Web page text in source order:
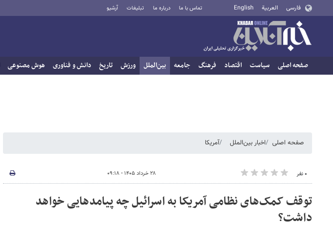
فارسی العربية English تماس با ما درباره ما تبلیغات آرشیو
صفحه اصلی سیاست اقتصاد فرهنگ جامعه بین‌الملل ورزش تاریخ دانش و فناوری هوش مصنوعی
صفحه اصلی اخبار بین‌الملل آمریکا
۰ نفر ۲۸ خرداد ۱۴۰۵ - ۰۹:۱۸
توقف کمک‌های نظامی آمریکا به اسرائیل چه پیامدهایی خواهد
داشت؟